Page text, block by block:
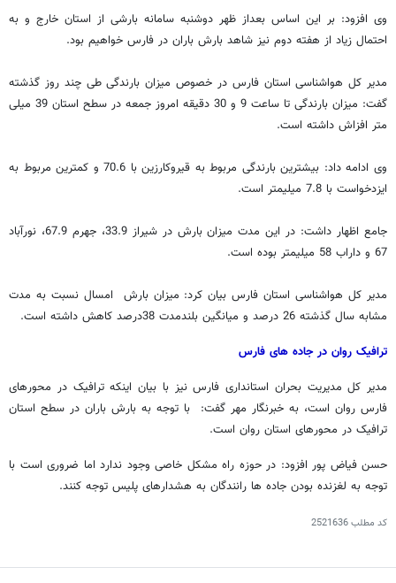
وی افزود: بر این اساس بعداز ظهر دوشنبه سامانه بارشی از استان خارج و به
احتمال زیاد از هفته دوم نیز شاهد بارش باران در فارس خواهیم بود.
مدیر کل هواشناسی استان فارس در خصوص میزان بارندگی طی چند روز گذشته
گفت: میزان بارندگی تا ساعت 9 و 30 دقیقه امروز جمعه در سطح استان 39 میلی
متر افزاش داشته است.
وی ادامه داد: بیشترین بارندگی مربوط به قیروکارزین با 70.6 و کمترین مربوط به
ایزدخواست با 7.8 میلیمتر است.
جامع اظهار داشت: در این مدت میزان بارش در شیراز 33.9، جهرم 67.9، نورآباد
67 و داراب 58 میلیمتر بوده است.
مدیر کل هواشناسی استان فارس بیان کرد: میزان بارش امسال نسبت به مدت
مشابه سال گذشته 26 درصد و میانگین بلندمدت 38درصد کاهش داشته است.
ترافیک روان در جاده های فارس
مدیر کل مدیریت بحران استانداری فارس نیز با بیان اینکه ترافیک در محورهای
فارس روان است، به خبرنگار مهر گفت: با توجه به بارش باران در سطح استان
ترافیک در محورهای استان روان است.
حسن فیاض پور افزود: در حوزه راه مشکل خاصی وجود ندارد اما ضروری است با
توجه به لغزنده بودن جاده ها رانندگان به هشدارهای پلیس توجه کنند.
کد مطلب2521636